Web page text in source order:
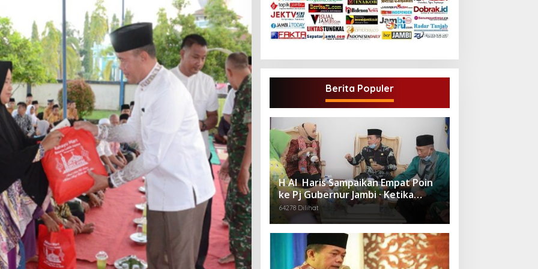
Berita Populer
H Al Haris Sampaikan Empat Poin
ke Pj Gubernur Jambi · Ketika
Melakukan Kunjungan Kerja ke
Merangin
64278 Dilihat